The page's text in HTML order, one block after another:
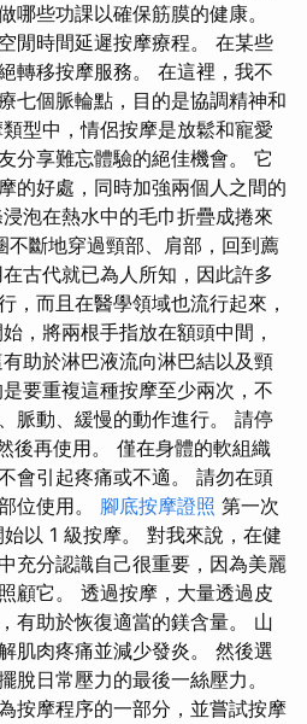
哪些功課以確保筋膜的健康。
閒時間延遲按摩療程。 在某些
轉移按摩服務。 在這裡，我不
七個脈輪點，目的是協調精神和
型中，情侶按摩是放鬆和寵愛
分享難忘體驗的絕佳機會。 它
的好處，同時加強兩個人之間的
泡在熱水中的毛巾折疊成捲來
不斷地穿過頸部、肩部，回到薦
古代就已為人所知，因此許多
，而且在醫學領域也流行起來，
，將兩根手指放在額頭中間，
助於淋巴液流向淋巴結以及頸
要重複這種按摩至少兩次，不
脈動、緩慢的動作進行。 請停
後再使用。 僅在身體的軟組織
會引起疼痛或不適。 請勿在頭
位使用。 腳底按摩證照 第一次
以 1 級按摩。 對我來說，在健
充分認識自己很重要，因為美麗
顧它。 透過按摩，大量透過皮
有助於恢復適當的鎂含量。 山
肌肉疼痛並減少發炎。 然後選
脫日常壓力的最後一絲壓力。
按摩程序的一部分，並嘗試按摩